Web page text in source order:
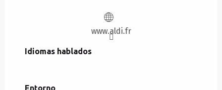
www.aldi.fr
Idiomas hablados
Idiomas hablados
Entorno
Entorno